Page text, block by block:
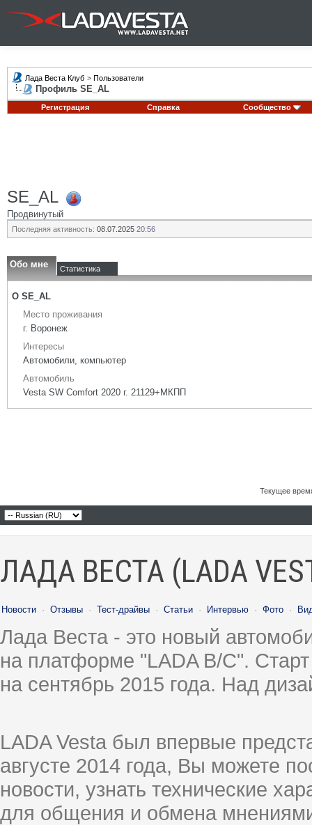
Лада Веста Клуб > Пользователи
Профиль SE_AL
Регистрация Справка Сообщество
SE_AL
Продвинутый
Последняя активность: 08.07.2025 20:56
Обо мне Статистика
О SE_AL
Место проживания
г. Воронеж
Интересы
Автомобили, компьютер
Автомобиль
Vesta SW Comfort 2020 г. 21129+МКПП
Текущее
ЛАДА ВЕСТА (LADA
Новости · Отзывы · Тест-драйвы · Статьи · Интервью · Фото ·
Лада Веста - это новый
на платформе "LADA B/C".
на сентябрь 2015 года. Над
LADA Vesta был впервые
августе 2014 года, Вы можете
новости, узнать технические
для общения и обмена